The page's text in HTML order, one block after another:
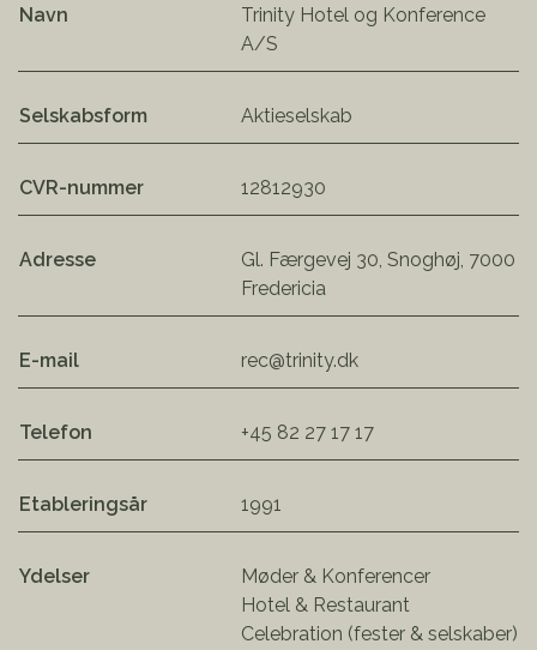
Navn
Trinity Hotel og Konference
A/S
Selskabsform Aktieselskab
CVR-nummer 12812930
Adresse
Gl. Færgevej 30, Snoghøj, 7000
Fredericia
E-mail rec@trinity.dk
Telefon +45 82 27 17 17
Etableringsår 1991
Ydelser
Møder & Konferencer
Hotel & Restaurant
Celebration (fester & selskaber)